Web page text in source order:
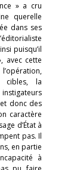
» a cru
querelle
dans ses
puisqu’il
avec cette
cibles, la
donc des
caractère
d’État à
pas. Il
en partie
à